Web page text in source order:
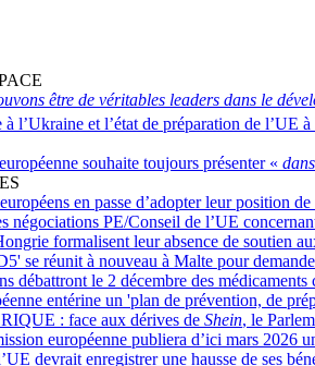
être de véritables leaders dans le
l’Ukraine et l’état de préparation de l’UE
souhaite toujours présenter «
en passe d’adopter leur position
négociations PE/Conseil de l’UE
formalisent leur absence de soutien
se réunit à nouveau à Malte pour
débattront le 2 décembre des
entérine un 'plan de prévention, de
: face aux dérives de Shein, le
européenne publiera d’ici mars 2026
devrait enregistrer une hausse de ses